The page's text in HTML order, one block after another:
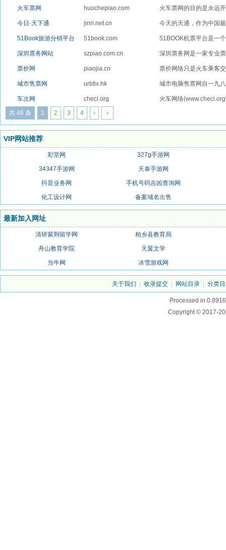
火车票网 huochepiao.com
火车票网的目的是永远
今日·天下通 jinri.net.cn 今天的天通，作为中国
51Book旅游分销平台 51book.com 51BOOK机票平台是一
深圳票务网站 szpiao.com.cn
深圳票务网是一家专业
票价网 piaojia.cn
票价网络只是火车乘客
城市售票网 urbtix.hk
城市电脑售票网自一九
车次网 checi.org
火车网络
共 46 条
1 2 3 4 › ›
VIP网站推荐
彩堂网
327g手游网
34347手游网
天泰手游网
抖音业务网
手机号码吉凶查询网
化工设计网
备案域名出售
最新加入网址
清研紫荆留学网
柏乡县教育局
舟山教育学院
天翼文学
当牛网
冰雪游戏网
关于我们 收录提交 网站目录 分类
Processed in
Copyright © 2017-